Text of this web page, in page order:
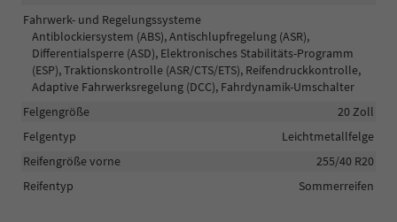
Fahrwerk- und Regelungssysteme
Antiblockiersystem (ABS), Antischlupfregelung (ASR),
Differentialsperre (ASD), Elektronisches Stabilitäts-Programm
(ESP), Traktionskontrolle (ASR/CTS/ETS), Reifendruckkontrolle,
Adaptive Fahrwerksregelung (DCC), Fahrdynamik-Umschalter
Felgengröße
20 Zoll
Felgentyp
Leichtmetallfelge
Reifengröße vorne
255/40 R20
Reifentyp
Sommerreifen